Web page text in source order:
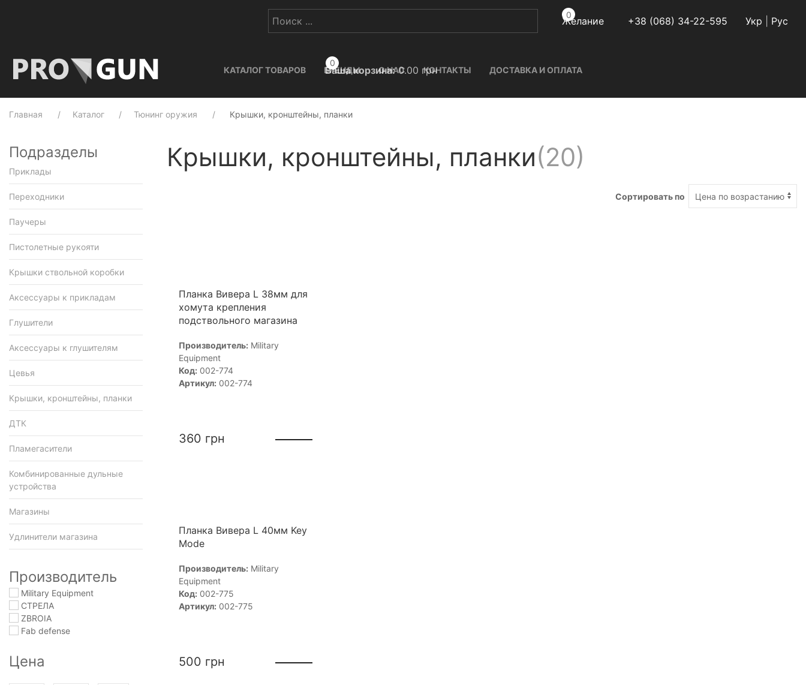
0
Желание +38 (068) 34-22-595 Укр Руc
КАТАЛОГ ТОВАРОВ БРЕНДЫ О НАС КОНТАКТЫ ДОСТАВКА И ОПЛАТА
0
Ваша корзина: 0.00 грн
Главная Каталог Тюнинг оружия Крышки, кронштейны, планки
Подразделы
Приклады
Переходники
Паучеры
Пистолетные рукояти
Крышки ствольной коробки
Аксессуары к прикладам
Глушители
Аксессуары к глушителям
Цевья
Крышки, кронштейны, планки
ДТК
Пламегасители
Комбинированные дульные
устройства
Магазины
Удлинители магазина
Производитель
Military Equipment
СТРЕЛА
ZBROIA
Fab defense
Цена
Крышки, кронштейны, планки(20)
Сортировать по
Планка Вивера L 38мм для
хомута крепления
подствольного магазина
Производитель: Military
Equipment
Код: 002-774
Артикул: 002-774
360 грн
Планка Вивера L 40мм Key
Mode
Производитель: Military
Equipment
Код: 002-775
Артикул: 002-775
500 грн